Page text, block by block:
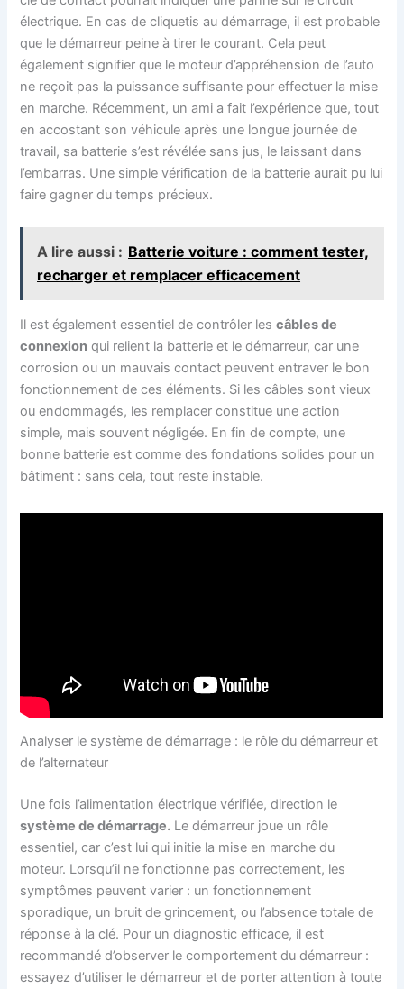
électrique. En cas de cliquetis au démarrage, il est probable
que le démarreur peine à tirer le courant. Cela peut
également signifier que le moteur d’appréhension de l’auto
ne reçoit pas la puissance suffisante pour effectuer la mise
en marche. Récemment, un ami a fait l’expérience que, tout
en accostant son véhicule après une longue journée de
travail, sa batterie s’est révélée sans jus, le laissant dans
l’embarras. Une simple vérification de la batterie aurait pu lui
faire gagner du temps précieux.
A lire aussi : Batterie voiture : comment tester,
recharger et remplacer efficacement
Il est également essentiel de contrôler lescâbles de
connexion qui relient la batterie et le démarreur, car une
corrosion ou un mauvais contact peuvent entraver le bon
fonctionnement de ces éléments. Si les câbles sont vieux
ou endommagés, les remplacer constitue une action
simple, mais souvent négligée. En fin de compte, une
bonne batterie est comme des fondations solides pour un
bâtiment : sans cela, tout reste instable.
Analyser le système de démarrage : le rôle du démarreur et
de l’alternateur
Une fois l’alimentation électrique vérifiée, direction le
système de démarrage. Le démarreur joue un rôle
essentiel, car c’est lui qui initie la mise en marche du
moteur. Lorsqu’il ne fonctionne pas correctement, les
symptômes peuvent varier : un fonctionnement
sporadique, un bruit de grincement, ou l’absence totale de
réponse à la clé. Pour un diagnostic efficace, il est
recommandé d’observer le comportement du démarreur :
essayez d’utiliser le démarreur et de porter attention à toute